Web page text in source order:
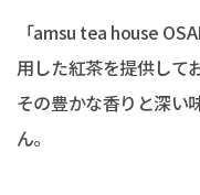
「amsu tea house
用した紅茶を提供して
その豊かな香りと深い
ん。